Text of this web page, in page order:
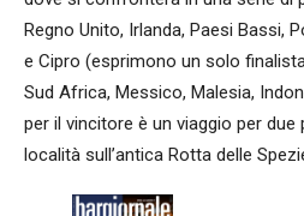
Regno Unito, Irlanda, Paesi Bassi,
e Cipro (esprimono un solo
Sud Africa, Messico, Malesia,
per il vincitore è un viaggio per
località sull’antica Rotta delle